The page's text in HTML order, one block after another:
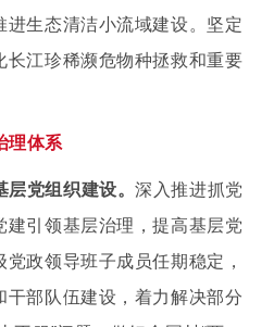
进生态清洁小流域建设。坚定
长江珍稀濒危物种拯救和重要
理体系
层党组织建设。深入推进抓党
建引领基层治理，提高基层党
政领导班子成员任期稳定，
干部队伍建设，着力解决部分